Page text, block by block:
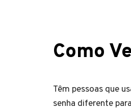
Como
Têm pessoas que
senha diferente